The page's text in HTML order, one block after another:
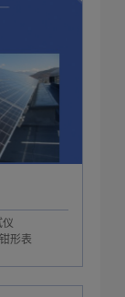
形表